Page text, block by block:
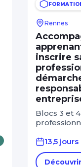
Rennes
inscrire
Blocs 3 et
13,5 jours